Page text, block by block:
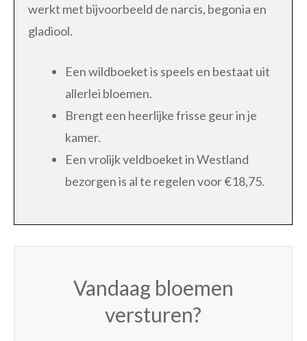
werkt met bijvoorbeeld de narcis, begonia en
gladiool.
Een wildboeket is speels en bestaat uit
allerlei bloemen.
Brengt een heerlijke frisse geur in je
kamer.
Een vrolijk veldboeket in Westland
bezorgen is al te regelen voor €18,75.
Vandaag bloemen
versturen?